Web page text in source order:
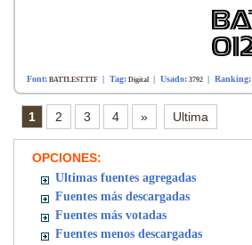
Font: BATTLEST.TTF | Tag: Digital | Usado: 3792 | Ranking:
1 2 3 4 » Ultima
OPCIONES:
Ultimas fuentes agregadas
Fuentes más descargadas
Fuentes más votadas
Fuentes menos descargadas